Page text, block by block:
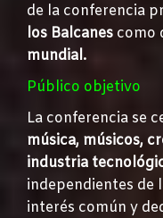
de la conferencia
los Balcanes como
mundial.
Público objetivo
La conferencia se
música, músicos,
industria
independientes de
interés común y